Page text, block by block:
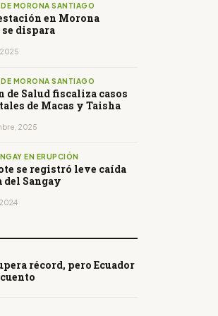
MORONA SANTIAGO
en Morona
dispara
MORONA SANTIAGO
de Salud fiscaliza casos
de Macas y Taisha
2025
EN ERUPCIÓN
se registró leve caída
del Sangay
récord, pero Ecuador